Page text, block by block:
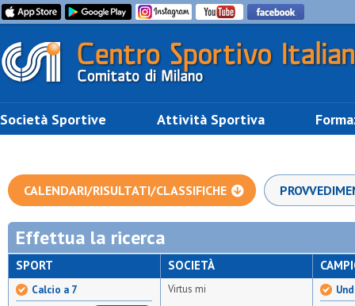
Società Sportive Attività Sportiva
CALENDARI/RISULTATI/CLASSIFICHE
Effettua la ricerca
SPORT
Calcio a 7
SOCIETÀ
Virtus mi